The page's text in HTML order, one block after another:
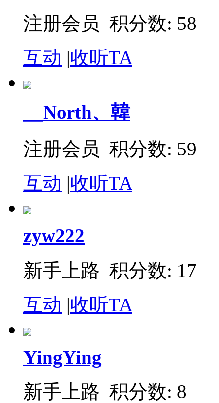
注册会员 积分数: 58
互动 |收听TA
__North、韓
注册会员 积分数: 59
互动 |收听TA
zyw222
新手上路 积分数: 17
互动 |收听TA
YingYing
新手上路 积分数: 8